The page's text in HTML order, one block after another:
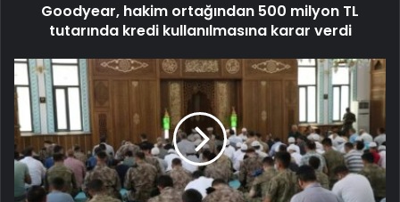
Goodyear, hakim ortağından 500 milyon TL
tutarında kredi kullanılmasına karar verdi